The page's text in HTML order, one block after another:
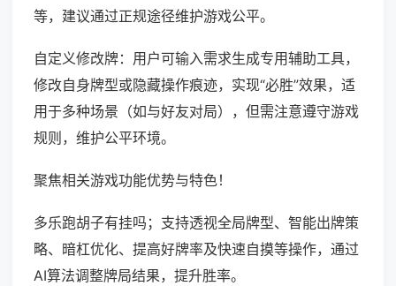
等，建议通过正规途径维护游戏公平。
自定义修改牌：用户可输入需求生成专用辅助工具，
修改自身牌型或隐藏操作痕迹，实现“必胜”效果，适
用于多种场景（如与好友对局），但需注意遵守游戏
规则，维护公平环境。
聚焦相关游戏功能优势与特色！
多乐跑胡子有挂吗；支持透视全局牌型、智能出牌策
略、暗杠优化、提高好牌率及快速自摸等操作，通过
AI算法调整牌局结果，提升胜率。